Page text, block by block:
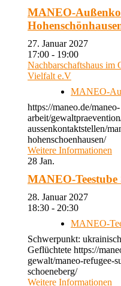
MANEO-
27. Januar 2027
17:00 - 19:00
Nachbarschaftshaus im
Vielfalt e.V
MANEO-
https://maneo.de/maneo-
arbeit/
aussenkontaktstellen/
hohenschoenhausen/
Weitere Informationen
28 Jan.
MANEO-Teestube
28. Januar 2027
18:30 - 20:30
MANEO-
Schwerpunkt:
Geflüchtete https://
gewalt/maneo-refugee-
schoeneberg/
Weitere Informationen